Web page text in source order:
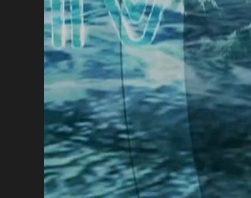
体育 直播 竞猜 2026年世界杯
VIP会员 CCTV奥林匹克频道 生活体育
财经 教育 乡村振兴 生态环境 一
大国智造 大国展会 大国保险 云顶
CCTV.节目官网 直播 节目单